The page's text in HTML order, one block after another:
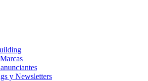
y Newsletters